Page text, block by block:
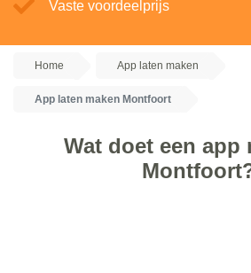
Vaste voordeelprijs
Home App laten maken
App laten maken Montfoort
Wat doet een app